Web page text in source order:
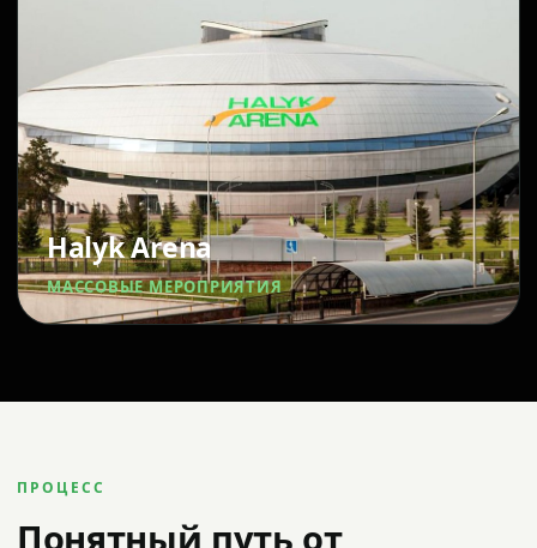
Halyk Arena
МАССОВЫЕ МЕРОПРИЯТИЯ
ПРОЦЕСС
Понятный путь от